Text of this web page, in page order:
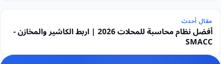
أحدث
أفضل نظام محاسبة للمحلات 2026 | اربط الكاشير والمخازن -